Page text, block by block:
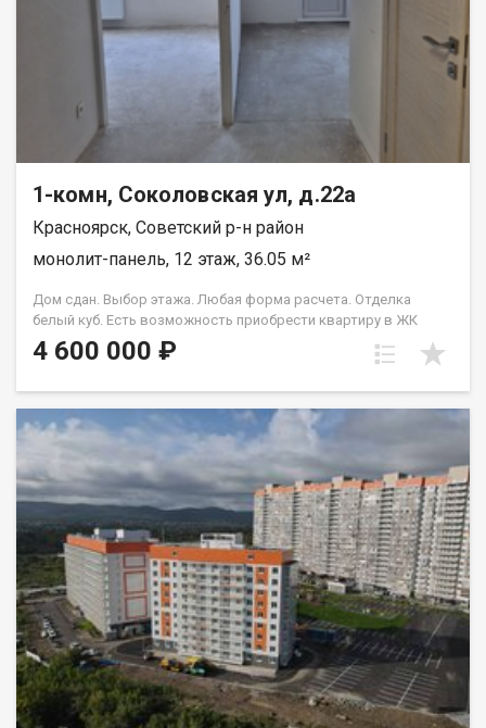
1-комн, Соколовская ул, д.22а
Красноярск, Советский р-н район
монолит-панель, 12 этаж, 36.05 м²
Дом сдан. Выбор этажа. Любая форма расчета. Отделка
белый куб. Есть возможность приобрести квартиру в ЖК
Аринский, под семейную ипотеку сбербанк, со ставкой 4.5 % на
весь срок кредита. Совкомбанк 3.9% на весь срок кредита.
4 600 000 ₽